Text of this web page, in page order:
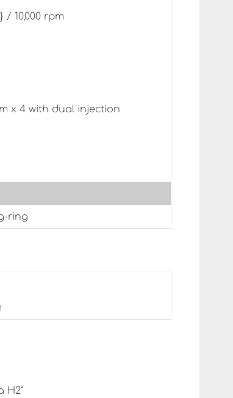
/ 10,000 rpm
x 4 with dual injection
ring
H2”